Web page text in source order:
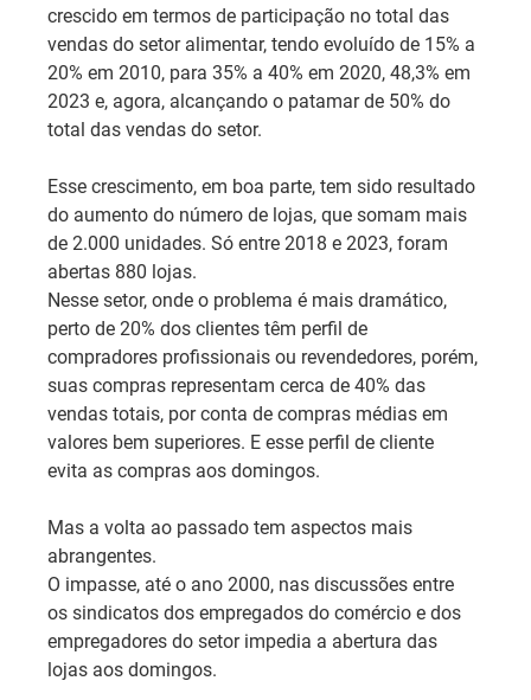
crescido em termos de participação no total das
vendas do setor alimentar, tendo evoluído de 15% a
20% em 2010, para 35% a 40% em 2020, 48,3% em
2023 e, agora, alcançando o patamar de 50% do
total das vendas do setor.
Esse crescimento, em boa parte, tem sido resultado
do aumento do número de lojas, que somam mais
de 2.000 unidades. Só entre 2018 e 2023, foram
abertas 880 lojas.
Nesse setor, onde o problema é mais dramático,
perto de 20% dos clientes têm perfil de
compradores profissionais ou revendedores, porém,
suas compras representam cerca de 40% das
vendas totais, por conta de compras médias em
valores bem superiores. E esse perfil de cliente
evita as compras aos domingos.
Mas a volta ao passado tem aspectos mais
abrangentes.
O impasse, até o ano 2000, nas discussões entre
os sindicatos dos empregados do comércio e dos
empregadores do setor impedia a abertura das
lojas aos domingos.